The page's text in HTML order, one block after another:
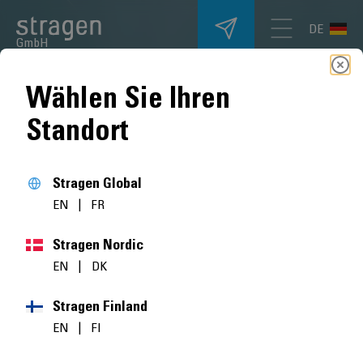
GmbH
DE
Wählen Sie Ihren
Standort
Stragen Global
EN | FR
Stragen Nordic
EN | DK
Stragen Finland
EN | FI